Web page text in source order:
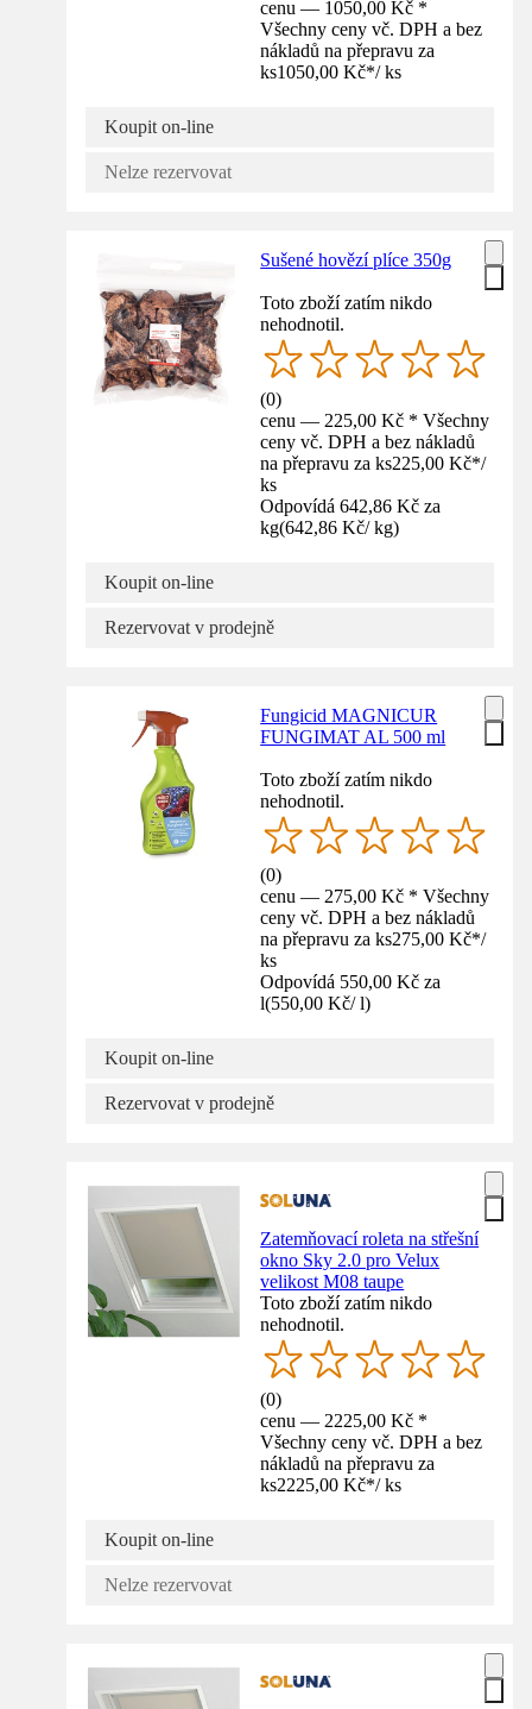
cenu — 1050,00 Kč *
Všechny ceny vč. DPH a bez
nákladů na přepravu za
ks1050,00 Kč*/ ks
Koupit on-line
Nelze rezervovat
Sušené hovězí plíce 350g
Toto zboží zatím nikdo
nehodnotil.
(0)
cenu — 225,00 Kč * Všechny
ceny vč. DPH a bez nákladů
na přepravu za ks225,00 Kč*/
ks
Odpovídá 642,86 Kč za
kg(642,86 Kč/ kg)
Koupit on-line
Rezervovat v prodejně
Fungicid MAGNICUR
FUNGIMAT AL 500 ml
Toto zboží zatím nikdo
nehodnotil.
(0)
cenu — 275,00 Kč * Všechny
ceny vč. DPH a bez nákladů
na přepravu za ks275,00 Kč*/
ks
Odpovídá 550,00 Kč za
l(550,00 Kč/ l)
Koupit on-line
Rezervovat v prodejně
Zatemňovací roleta na střešní
okno Sky 2.0 pro Velux
velikost M08 taupe
Toto zboží zatím nikdo
nehodnotil.
(0)
cenu — 2225,00 Kč *
Všechny ceny vč. DPH a bez
nákladů na přepravu za
ks2225,00 Kč*/ ks
Koupit on-line
Nelze rezervovat